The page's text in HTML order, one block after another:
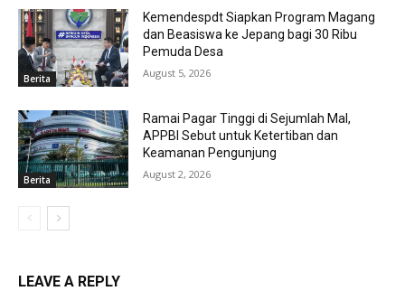
Berita
Kemendespdt Siapkan Program Magang
dan Beasiswa ke Jepang bagi 30 Ribu
Pemuda Desa
August 5, 2026
Berita
Ramai Pagar Tinggi di Sejumlah Mal,
APPBI Sebut untuk Ketertiban dan
Keamanan Pengunjung
August 2, 2026
LEAVE A REPLY